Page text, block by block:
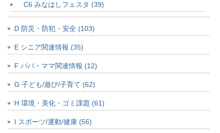
C6 みなはしフェスタ (39)
D 防災・防犯・安全 (103)
E シニア関連情報 (35)
F パパ・ママ関連情報 (12)
G 子ども/遊び/子育て (62)
H 環境・美化・ゴミ課題 (61)
I スポーツ/運動/健康 (56)